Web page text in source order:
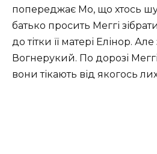
попереджає Мо, що хтось
батько просить Меггі
до тітки її матері Елінор.
Вогнерукий. По дорозі
вони тікають від якогось